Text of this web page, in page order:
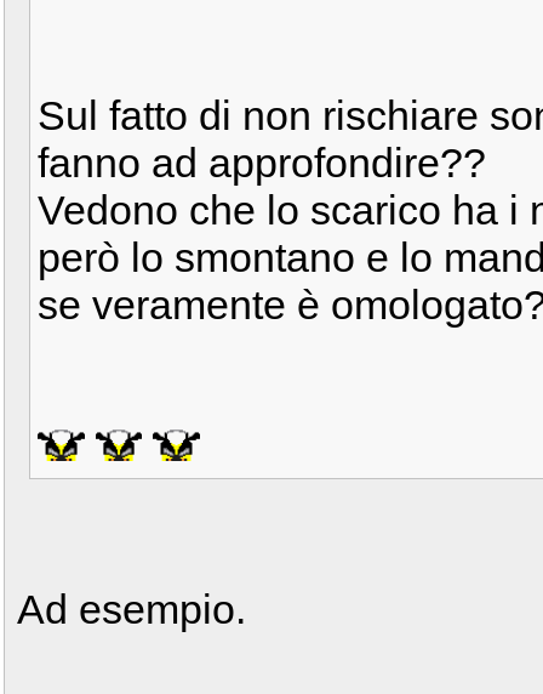
Sul fatto di non rischiare
fanno ad approfondire??
Vedono che lo scarico ha i
però lo smontano e lo
se veramente è
Ad esempio.